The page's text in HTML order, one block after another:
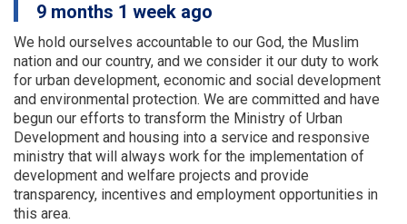
number
of
provinces
were
examined
9 months 1 week ago
We hold ourselves accountable to our God, the Muslim
nation and our country, and we consider it our duty to work
for urban development, economic and social development
and environmental protection. We are committed and have
begun our efforts to transform the Ministry of Urban
Development and housing into a service and responsive
ministry that will always work for the implementation of
development and welfare projects and provide
transparency, incentives and employment opportunities in
this area.